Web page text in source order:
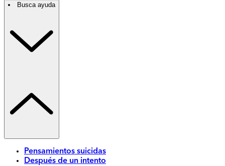
Busca ayuda
Pensamientos suicidas
Después de un intento